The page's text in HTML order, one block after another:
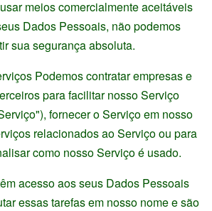
meios comercialmente aceitáveis
Dados Pessoais, não podemos
sua segurança absoluta.
Podemos contratar empresas e
para facilitar nosso Serviço
fornecer o Serviço em nosso
relacionados ao Serviço ou para
como nosso Serviço é usado.
acesso aos seus Dados Pessoais
essas tarefas em nosso nome e são